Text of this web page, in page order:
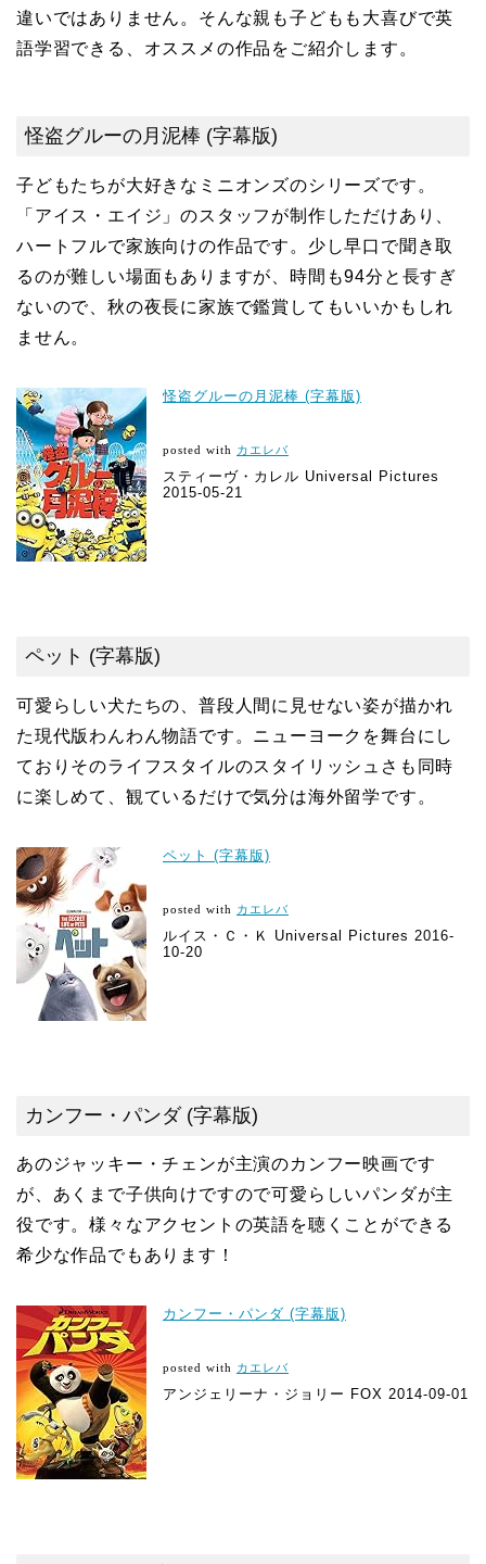
違いではありません。そんな親も子どもも大喜びで英
語学習できる、オススメの作品をご紹介します。
怪盗グルーの月泥棒 (字幕版)
子どもたちが大好きなミニオンズのシリーズです。
「アイス・エイジ」のスタッフが制作しただけあり、
ハートフルで家族向けの作品です。少し早口で聞き取
るのが難しい場面もありますが、時間も94分と長すぎ
ないので、秋の夜長に家族で鑑賞してもいいかもしれ
ません。
怪盗グルーの月泥棒 (字幕版)
posted with カエレバ
スティーヴ・カレル Universal Pictures
2015-05-21
ペット (字幕版)
可愛らしい犬たちの、普段人間に見せない姿が描かれ
た現代版わんわん物語です。ニューヨークを舞台にし
ておりそのライフスタイルのスタイリッシュさも同時
に楽しめて、観ているだけで気分は海外留学です。
ペット (字幕版)
posted with カエレバ
ルイス・Ｃ・Ｋ Universal Pictures 2016-
10-20
カンフー・パンダ (字幕版)
あのジャッキー・チェンが主演のカンフー映画です
が、あくまで子供向けですので可愛らしいパンダが主
役です。様々なアクセントの英語を聴くことができる
希少な作品でもあります！
カンフー・パンダ (字幕版)
posted with カエレバ
アンジェリーナ・ジョリー FOX 2014-09-01